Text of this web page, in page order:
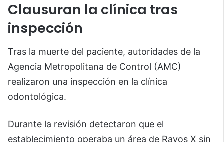
Clausuran la clínica tras
inspección
Tras la muerte del paciente, autoridades de la
Agencia Metropolitana de Control (AMC)
realizaron una inspección en la clínica
odontológica.
Durante la revisión detectaron que el
establecimiento operaba un área de Rayos X sin